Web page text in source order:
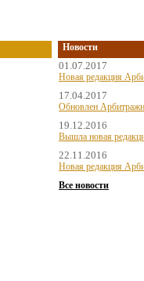
Новости
01.07.2017
Новая редакция
17.04.2017
Обновлен
19.12.2016
Вышла новая
22.11.2016
Новая редакция
Все новости